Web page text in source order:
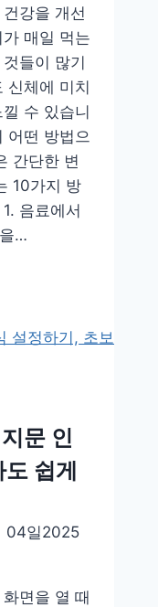
강을 개선
매일 먹는
들이 많기
신체에 미치
수 있습니
어떤 방법으
간단한 변
10가지 방
음료에서
…
문 인
쉽게
04일2025
면을 열 때